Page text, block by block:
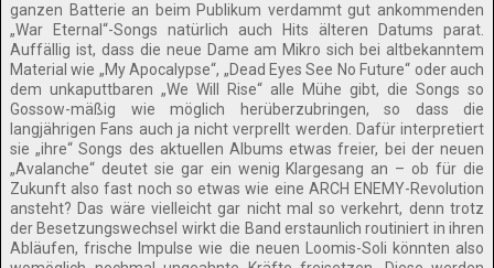
ganzen Batterie an beim Publikum verdammt gut ankommenden
„War Eternal“-Songs natürlich auch Hits älteren Datums parat.
Auffällig ist, dass die neue Dame am Mikro sich bei altbekanntem
Material wie „My Apocalypse“, „Dead Eyes See No Future“ oder auch
dem unkaputtbaren „We Will Rise“ alle Mühe gibt, die Songs so
Gossow-mäßig wie möglich herüberzubringen, so dass die
langjährigen Fans auch ja nicht verprellt werden. Dafür interpretiert
sie „ihre“ Songs des aktuellen Albums etwas freier, bei der neuen
„Avalanche“ deutet sie gar ein wenig Klargesang an – ob für die
Zukunft also fast noch so etwas wie eine ARCH ENEMY-Revolution
ansteht? Das wäre vielleicht gar nicht mal so verkehrt, denn trotz
der Besetzungswechsel wirkt die Band erstaunlich routiniert in ihren
Abläufen, frische Impulse wie die neuen Loomis-Soli könnten also